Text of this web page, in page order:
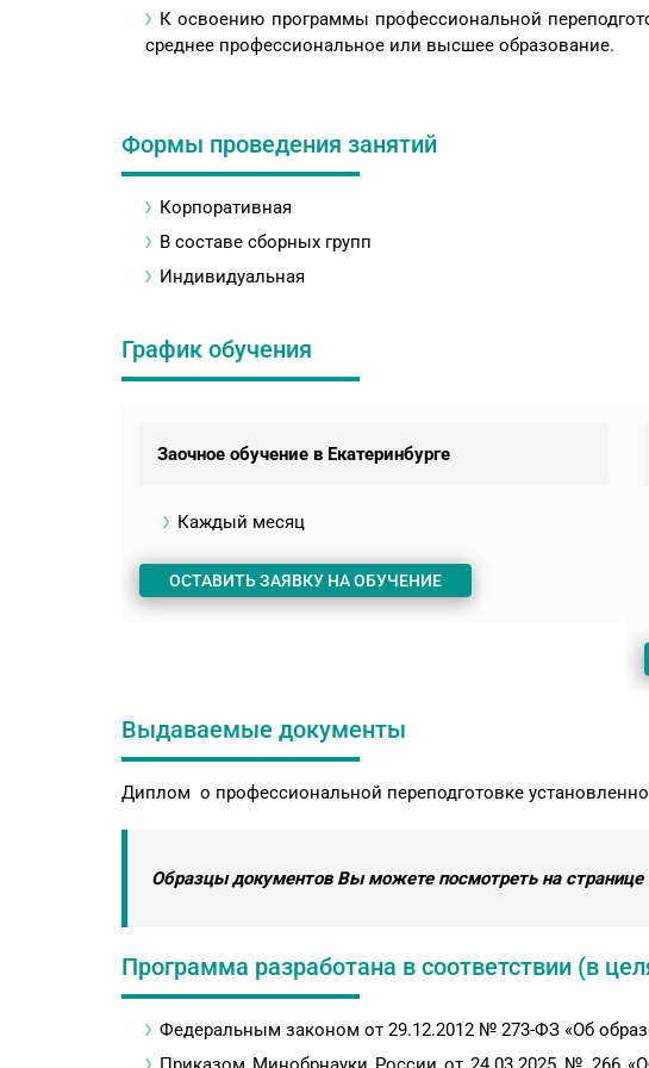
К освоению программы профессиональной
среднее профессиональное или высшее образование.
Формы проведения занятий
Корпоративная
В составе сборных групп
Индивидуальная
График обучения
Заочное обучение в Екатеринбурге
Каждый месяц
ОСТАВИТЬ ЗАЯВКУ НА ОБУЧЕНИЕ
Выдаваемые документы
Диплом о профессиональной переподготовке
Образцы документов Вы можете посмотреть на странице
Программа разработана в соответствии (в
Федеральным законом от 29.12.2012 № 273-ФЗ «Об